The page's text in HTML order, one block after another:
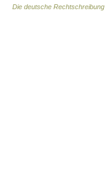
Die deutsche Rechtschreibung